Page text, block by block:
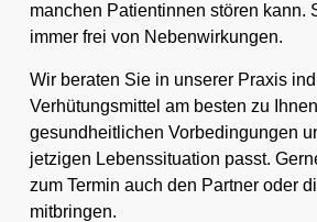
manchen Patientinnen stören kann.
immer frei von Nebenwirkungen.
Wir beraten Sie in unserer Praxis
Verhütungsmittel am besten zu
gesundheitlichen Vorbedingungen
jetzigen Lebenssituation passt.
zum Termin auch den Partner oder
mitbringen.